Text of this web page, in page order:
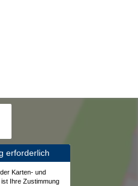
erforderlich
Karten- und
Ihre Zustimmung